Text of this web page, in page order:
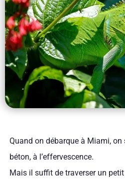
Quand on débarque à Miami, on
béton, à l’effervescence.
Mais il suffit de traverser un